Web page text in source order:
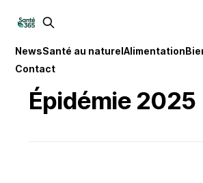
NewsSanté au naturelAlimentation
Contact
Épidémie 2025